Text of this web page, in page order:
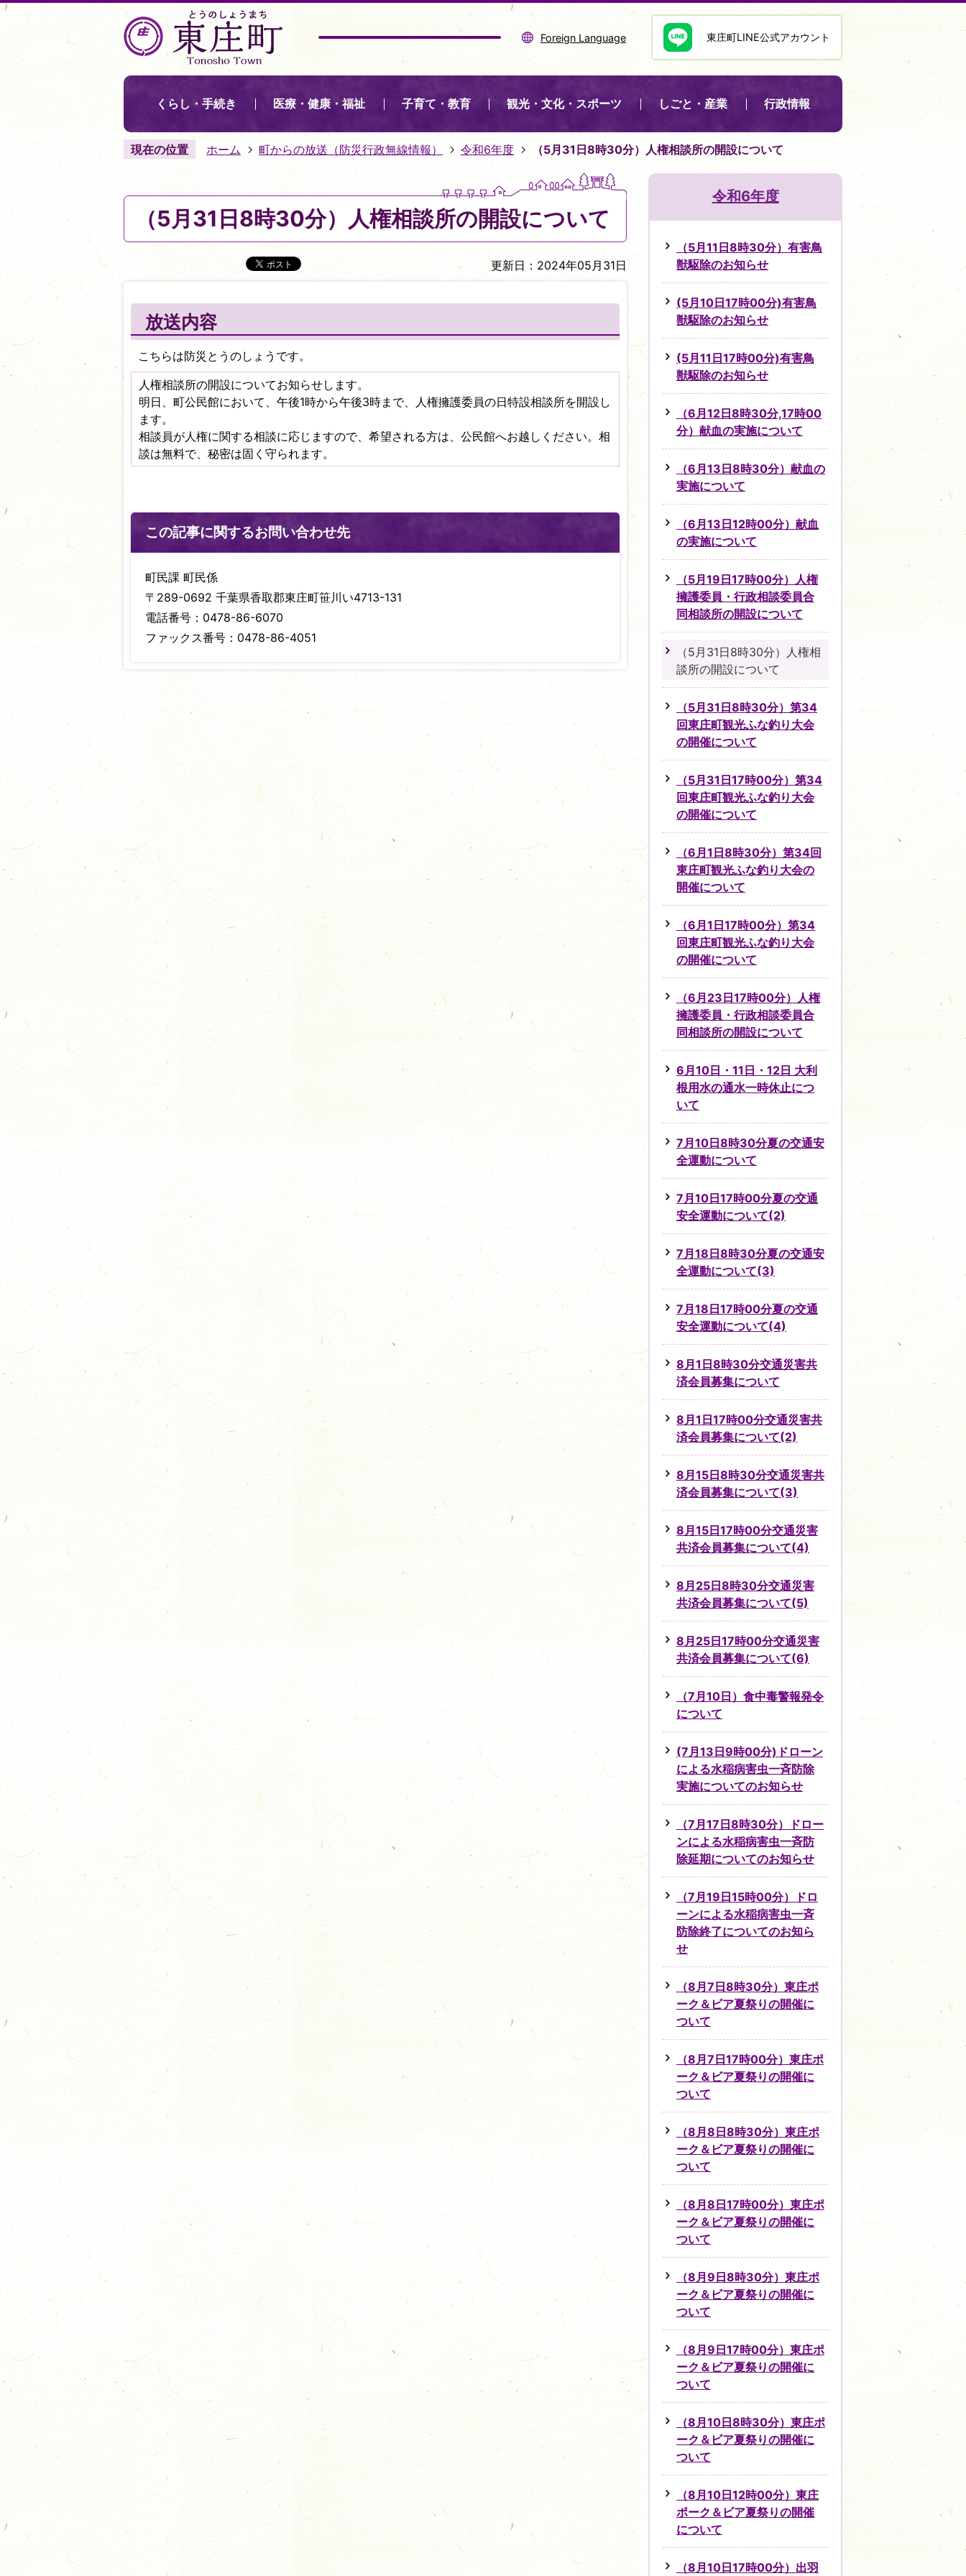
Foreign Language 東庄町LINE公式アカウント
くらし・手続き 医療・健康・福祉 子育て・教育 観光・文化・スポーツ しごと・産業 行政情報
現在の位置 ホーム 町からの放送（防災行政無線情報） 令和6年度 （5月31日8時30分）人権相談所の開設について
（5月31日8時30分）人権相談所の開設について
更新日：2024年05月31日
放送内容
こちらは防災とうのしょうです。
人権相談所の開設についてお知らせします。
明日、町公民館において、午後1時から午後3時まで、人権擁護委員の日特設相談所を開設し
ます。
相談員が人権に関する相談に応じますので、希望される方は、公民館へお越しください。相
談は無料で、秘密は固く守られます。
この記事に関するお問い合わせ先
町民課 町民係
〒289-0692 千葉県香取郡東庄町笹川い4713-131
電話番号：0478-86-6070
ファックス番号：0478-86-4051
令和6年度
（5月11日8時30分）有害鳥
獣駆除のお知らせ
(5月10日17時00分)有害鳥
獣駆除のお知らせ
(5月11日17時00分)有害鳥
獣駆除のお知らせ
（6月12日8時30分,17時00
分）献血の実施について
（6月13日8時30分）献血の
実施について
（6月13日12時00分）献血
の実施について
（5月19日17時00分）人権
擁護委員・行政相談委員合
同相談所の開設について
（5月31日8時30分）人権相
談所の開設について
（5月31日8時30分）第34
回東庄町観光ふな釣り大会
の開催について
（5月31日17時00分）第34
回東庄町観光ふな釣り大会
の開催について
（6月1日8時30分）第34回
東庄町観光ふな釣り大会の
開催について
（6月1日17時00分）第34
回東庄町観光ふな釣り大会
の開催について
（6月23日17時00分）人権
擁護委員・行政相談委員合
同相談所の開設について
6月10日・11日・12日 大利
根用水の通水一時休止につ
いて
7月10日8時30分夏の交通安
全運動について
7月10日17時00分夏の交通
安全運動について(2)
7月18日8時30分夏の交通安
全運動について(3)
7月18日17時00分夏の交通
安全運動について(4)
8月1日8時30分交通災害共
済会員募集について
8月1日17時00分交通災害共
済会員募集について(2)
8月15日8時30分交通災害共
済会員募集について(3)
8月15日17時00分交通災害
共済会員募集について(4)
8月25日8時30分交通災害
共済会員募集について(5)
8月25日17時00分交通災害
共済会員募集について(6)
（7月10日）食中毒警報発令
について
(7月13日9時00分)ドローン
による水稲病害虫一斉防除
実施についてのお知らせ
（7月17日8時30分）ドロー
ンによる水稲病害虫一斉防
除延期についてのお知らせ
（7月19日15時00分）ドロ
ーンによる水稲病害虫一斉
防除終了についてのお知ら
せ
（8月7日8時30分）東庄ポ
ーク＆ビア夏祭りの開催に
ついて
（8月7日17時00分）東庄ポ
ーク＆ビア夏祭りの開催に
ついて
（8月8日8時30分）東庄ポ
ーク＆ビア夏祭りの開催に
ついて
（8月8日17時00分）東庄ポ
ーク＆ビア夏祭りの開催に
ついて
（8月9日8時30分）東庄ポ
ーク＆ビア夏祭りの開催に
ついて
（8月9日17時00分）東庄ポ
ーク＆ビア夏祭りの開催に
ついて
（8月10日8時30分）東庄ポ
ーク＆ビア夏祭りの開催に
ついて
（8月10日12時00分）東庄
ポーク＆ビア夏祭りの開催
について
（8月10日17時00分）出羽